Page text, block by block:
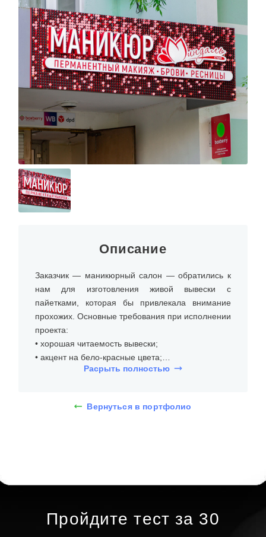
Описание
Заказчик — маникюрный салон — обратились к
нам для изготовления живой вывески с
пайетками, которая бы привлекала внимание
прохожих. Основные требования при исполнении
проекта:
• хорошая читаемость вывески;
• акцент на бело-красные цвета;
• устойчивость к внешним повреждениям.
установки (над входом), бюджет и требования к
яркость и выразительность.
Расрыть полностью
Вернуться в портфолио
Пройдите тест за 30